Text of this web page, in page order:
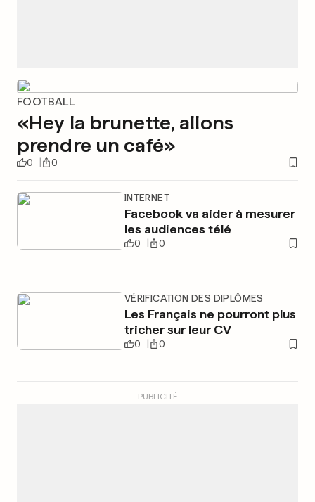
FOOTBALL
«Hey la brunette, allons
prendre un café»
0 0
INTERNET
Facebook va aider à mesurer
les audiences télé
0 0
VÉRIFICATION DES DIPLÔMES
Les Français ne pourront plus
tricher sur leur CV
0 0
PUBLICITÉ